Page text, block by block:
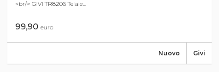
<br/> GIVI TR8206 Telaie...
99,90 euro
Givi
Nuovo